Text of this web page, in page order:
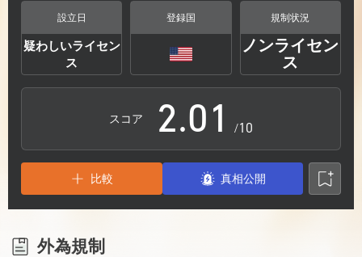
設立日
疑わしいライセン
ス
登録国 規制状況
ノンライセン
ス
スコア
0
1
2
3
4
.0
1
2
0
1
2
3
/10
比較 真相公開
外為規制